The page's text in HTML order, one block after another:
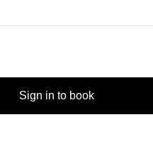
Sign in to book